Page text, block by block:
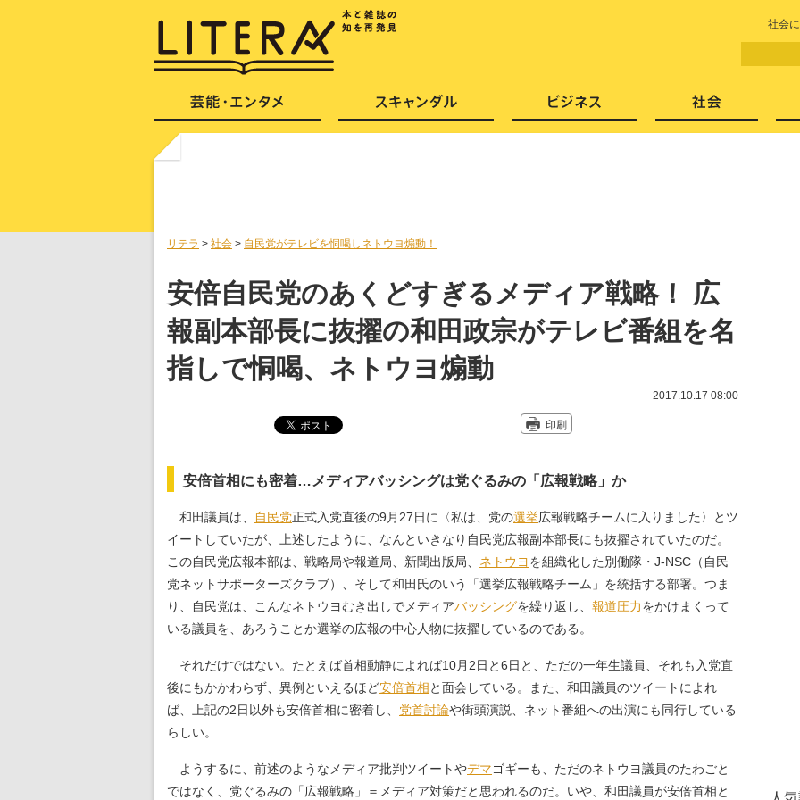
社会
リテラ > 社会 > 自民党がテレビを恫喝しネトウヨ煽動！
安倍自民党のあくどすぎるメディア戦略！ 広
報副本部長に抜擢の和田政宗がテレビ番組を名
指しで恫喝、ネトウヨ煽動
2017.10.17 08:00
印刷
安倍首相にも密着…メディアバッシングは党ぐるみの「広報戦略」か
和田議員は、 自民党正式入党直後の9月27日に〈私は、党の選挙広報戦略チームに入りました〉とツ
イートしていたが、上述したように、なんといきなり自民党広報副本部長にも抜擢されていたのだ。
この自民党広報本部は、戦略局や報道局、新聞出版局、 ネトウヨを組織化した別働隊・J-NSC（自民
党ネットサポーターズクラブ）、そして和田氏のいう「選挙広報戦略チーム」を統括する部署。つま
り、自民党は、こんなネトウヨむき出しでメディアバッシングを繰り返し、 報道圧力をかけまくって
いる議員を、あろうことか選挙の広報の中心人物に抜擢しているのである。
それだけではない。たとえば首相動静によれば10月2日と6日と、ただの一年生議員、それも入党直
後にもかかわらず、異例といえるほど安倍首相と面会している。また、和田議員のツイートによれ
ば、上記の2日以外も安倍首相に密着し、 党首討論や街頭演説、ネット番組への出演にも同行している
らしい。
ようするに、前述のようなメディア批判ツイートやデマゴギーも、ただのネトウヨ議員のたわごと
ではなく、党ぐるみの「広報戦略」＝メディア対策だと思われるのだ。いや、和田議員が安倍首相と
芸能・エンタメ スキャンダル